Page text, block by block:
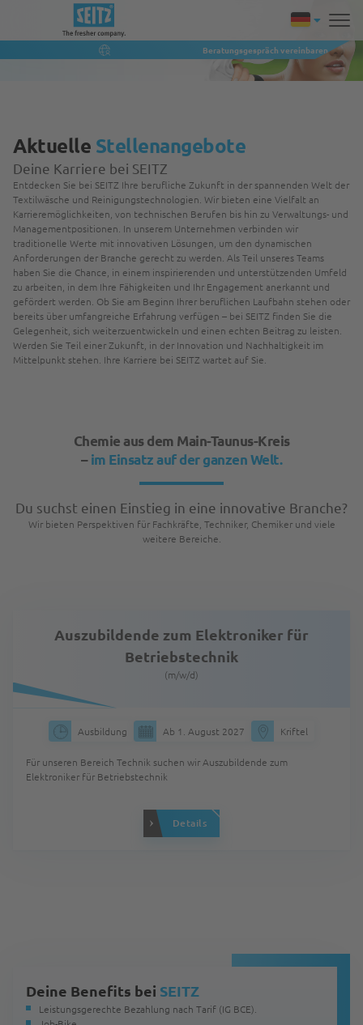
Beratungsgespräch vereinbaren
Aktuelle Stellenangebote
Deine Karriere bei SEITZ
Entdecken Sie bei SEITZ Ihre berufliche Zukunft in der spannenden Welt der
Textilwäsche und Reinigungstechnologien. Wir bieten eine Vielfalt an
Karrieremöglichkeiten, von technischen Berufen bis hin zu Verwaltungs- und
Managementpositionen. In unserem Unternehmen verbinden wir
traditionelle Werte mit innovativen Lösungen, um den dynamischen
Anforderungen der Branche gerecht zu werden. Als Teil unseres Teams
haben Sie die Chance, in einem inspirierenden und unterstützenden Umfeld
zu arbeiten, in dem Ihre Fähigkeiten und Ihr Engagement anerkannt und
gefördert werden. Ob Sie am Beginn Ihrer beruflichen Laufbahn stehen oder
bereits über umfangreiche Erfahrung verfügen – bei SEITZ finden Sie die
Gelegenheit, sich weiterzuentwickeln und einen echten Beitrag zu leisten.
Werden Sie Teil einer Zukunft, in der Innovation und Nachhaltigkeit im
Mittelpunkt stehen. Ihre Karriere bei SEITZ wartet auf Sie.
Chemie aus dem Main-Taunus-Kreis
–im Einsatz auf der ganzen Welt.
Du suchst einen Einstieg in eine innovative Branche?
Wir bieten Perspektiven für Fachkräfte, Techniker, Chemiker und viele
weitere Bereiche.
Auszubildende zum Elektroniker für
Betriebstechnik
(m/w/d)
Ausbildung Ab 1. August 2027 Kriftel
Für unseren Bereich Technik suchen wir Auszubildende zum
Elektroniker für Betriebstechnik
Details
Deine Benefits bei SEITZ
Leistungsgerechte Bezahlung nach Tarif (IG BCE).